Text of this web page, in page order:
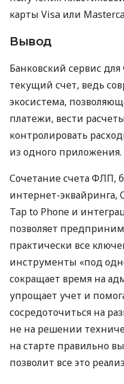
карты Visa или
Вывод
Банковский сервис
текущий счет, ведь
экосистема,
платежи, вести
контролировать
из одного приложения.
Сочетание счета ФЛП,
интернет-эквайринга,
Tap to Phone и
позволяет
практически все
инструменты «под
сокращает время на
упрощает учет и
сосредоточиться на
не на решении
на старте правильно
позволит все это